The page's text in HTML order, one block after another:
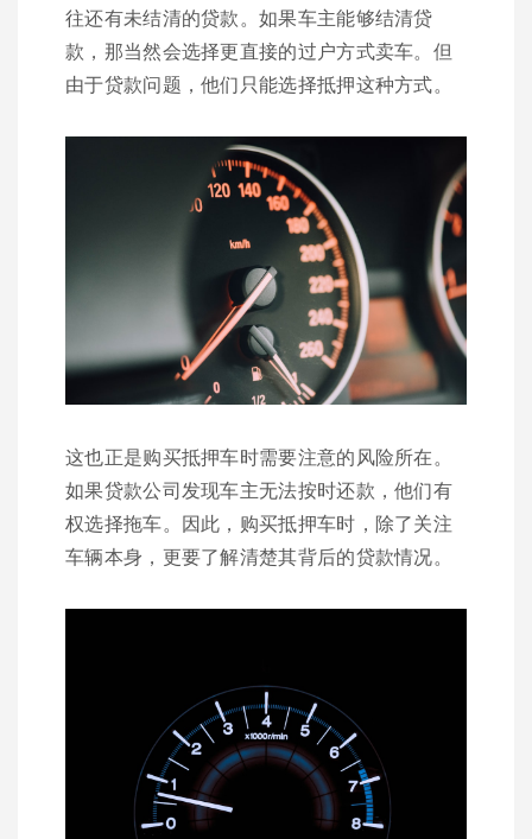
往还有未结清的贷款。如果车主能够结清贷
款，那当然会选择更直接的过户方式卖车。但
由于贷款问题，他们只能选择抵押这种方式。
这也正是购买抵押车时需要注意的风险所在。
如果贷款公司发现车主无法按时还款，他们有
权选择拖车。因此，购买抵押车时，除了关注
车辆本身，更要了解清楚其背后的贷款情况。